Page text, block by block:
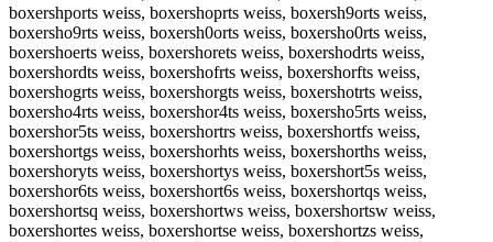
boxershports weiss, boxershoprts weiss, boxersh9orts weiss,
boxersho9rts weiss, boxersh0orts weiss, boxersho0rts weiss,
boxershoerts weiss, boxershorets weiss, boxershodrts weiss,
boxershordts weiss, boxershofrts weiss, boxershorfts weiss,
boxershogrts weiss, boxershorgts weiss, boxershotrts weiss,
boxersho4rts weiss, boxershor4ts weiss, boxersho5rts weiss,
boxershor5ts weiss, boxershortrs weiss, boxershortfs weiss,
boxershortgs weiss, boxershorhts weiss, boxershorths weiss,
boxershoryts weiss, boxershortys weiss, boxershort5s weiss,
boxershor6ts weiss, boxershort6s weiss, boxershortqs weiss,
boxershortsq weiss, boxershortws weiss, boxershortsw weiss,
boxershortes weiss, boxershortse weiss, boxershortzs weiss,